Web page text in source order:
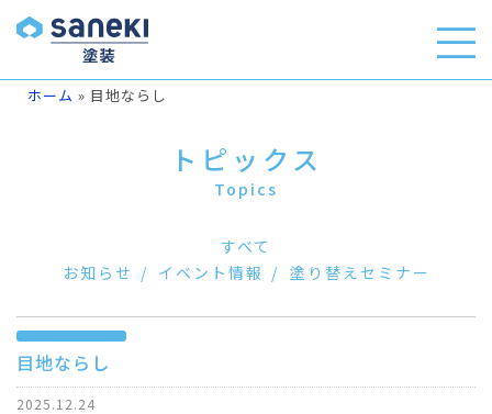
ホーム » 目地ならし
トピックス
Topics
すべて
お知らせ
イベント情報 塗り替えセミナー
目地ならし
2025.12.24